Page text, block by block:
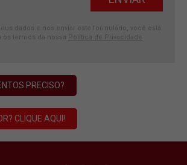
dados e nos enviar este formulário, você está
os termos da nossa Política de Privacidade
PRECISO?
CLIQUE AQUI!